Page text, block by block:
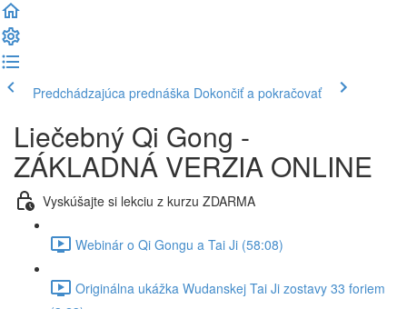
Predchádzajúca prednáška Dokončiť a pokračovať
Liečebný Qi Gong -
ZÁKLADNÁ VERZIA ONLINE
Vyskúšajte si lekciu z kurzu ZDARMA
Webinár o Qi Gongu a Tai Ji (58:08)
Originálna ukážka Wudanskej Tai Ji zostavy 33 foriem